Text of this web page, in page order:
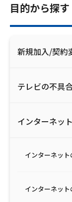
おトクなプラン
ウェブサイトの
目的から探す
新規加入/契約
テレビの不具
インターネッ
インターネッ
インターネッ